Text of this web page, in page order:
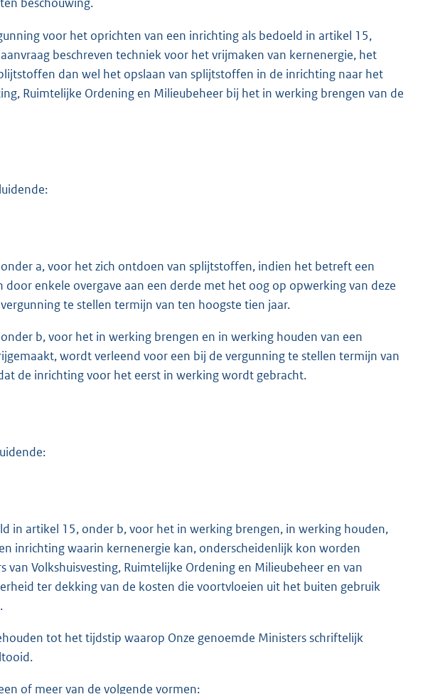
beschouwing.
voor het oprichten van een inrichting als bedoeld in artikel 15,
beschreven techniek voor het vrijmaken van kernenergie, het
dan wel het opslaan van splijtstoffen in de inrichting naar het
Ruimtelijke Ordening en Milieubeheer bij het in werking brengen van de
a, voor het zich ontdoen van splijtstoffen, indien het betreft een
enkele overgave aan een derde met het oog op opwerking van deze
te stellen termijn van ten hoogste tien jaar.
b, voor het in werking brengen en in werking houden van een
wordt verleend voor een bij de vergunning te stellen termijn van
de inrichting voor het eerst in werking wordt gebracht.
in artikel 15, onder b, voor het in werking brengen, in werking houden,
inrichting waarin kernenergie kan, onderscheidenlijk kon worden
Volkshuisvesting, Ruimtelijke Ordening en Milieubeheer en van
ter dekking van de kosten die voortvloeien uit het buiten gebruik
tot het tijdstip waarop Onze genoemde Ministers schriftelijk
of meer van de volgende vormen: